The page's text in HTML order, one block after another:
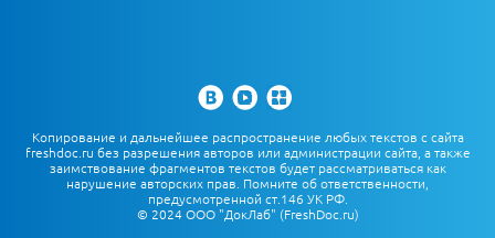
Копирование и дальнейшее распространение любых текстов с сайта
freshdoc.ru без разрешения авторов или администрации сайта, а также
заимствование фрагментов текстов будет рассматриваться как
нарушение авторских прав. Помните об ответственности,
предусмотренной ст.146 УК РФ.
© 2024 ООО "ДокЛаб" (FreshDoc.ru)